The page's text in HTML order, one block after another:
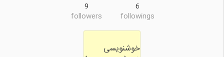
6
followings
9
followers